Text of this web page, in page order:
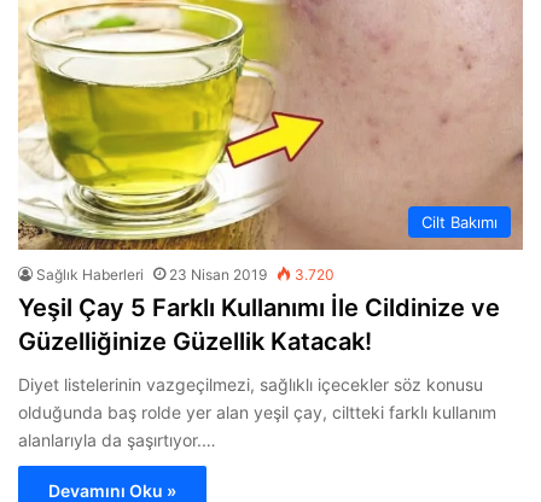
Cilt Bakımı
Sağlık Haberleri 23 Nisan 2019 3.720
Yeşil Çay 5 Farklı Kullanımı İle Cildinize ve
Güzelliğinize Güzellik Katacak!
Diyet listelerinin vazgeçilmezi, sağlıklı içecekler söz konusu
olduğunda baş rolde yer alan yeşil çay, ciltteki farklı kullanım
alanlarıyla da şaşırtıyor.…
Devamını Oku »